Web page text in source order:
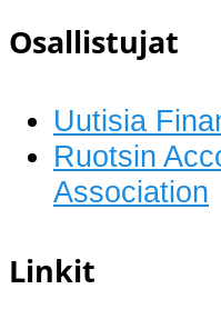
Osallistujat
Uutisia
Ruotsin
Association
Linkit